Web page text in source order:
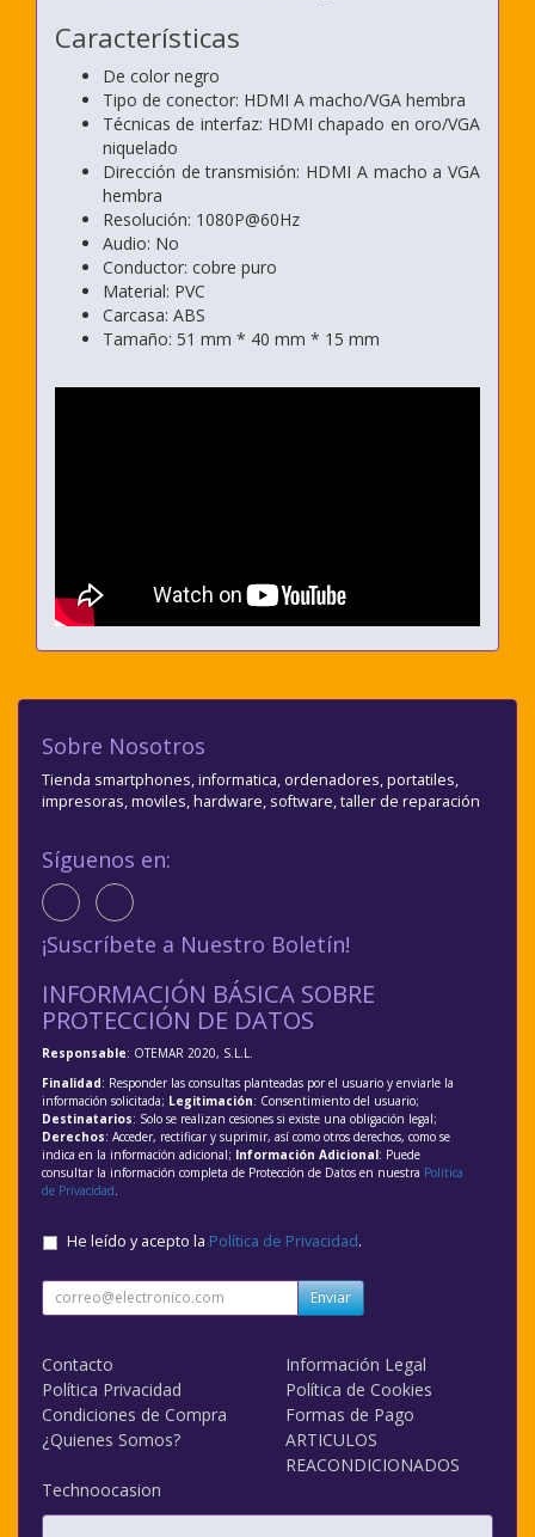
Características
De color negro
Tipo de conector: HDMI A macho/VGA hembra
Técnicas de interfaz: HDMI chapado en oro/VGA
niquelado
Dirección de transmisión: HDMI A macho a VGA
hembra
Resolución: 1080P@60Hz
Audio: No
Conductor: cobre puro
Material: PVC
Carcasa: ABS
Tamaño: 51 mm * 40 mm * 15 mm
Sobre Nosotros
Tienda smartphones, informatica, ordenadores, portatiles,
impresoras, moviles, hardware, software, taller de reparación
Síguenos en:
¡Suscríbete a Nuestro Boletín!
INFORMACIÓN BÁSICA SOBRE
PROTECCIÓN DE DATOS
Responsable: OTEMAR 2020, S.L.L.
Finalidad: Responder las consultas planteadas por el usuario y enviarle la
información solicitada; Legitimación: Consentimiento del usuario;
Destinatarios: Solo se realizan cesiones si existe una obligación legal;
Derechos: Acceder, rectificar y suprimir, así como otros derechos, como se
indica en la información adicional; Información Adicional: Puede
consultar la información completa de Protección de Datos en nuestra Política
de Privacidad.
He leído y acepto la Política de Privacidad.
Enviar
Contacto
Información Legal
Política Privacidad
Política de Cookies
Condiciones de Compra
Formas de Pago
¿Quienes Somos?
ARTICULOS
REACONDICIONADOS
Technoocasion